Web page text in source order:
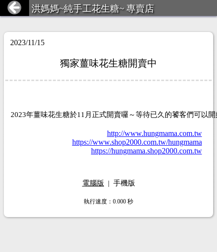
洪媽媽~純手工花生糖~ 專賣店
2023/11/15
獨家薑味花生糖開賣中
2023年薑味花生糖於11月正式開賣囉～等待已久的饕客們可以
http://www.hungmama.com.tw
https://www.shop2000.com.tw/hungmama
https://hungmama.shop2000.com.tw
電腦版 | 手機版
執行速度 ：0.000 秒